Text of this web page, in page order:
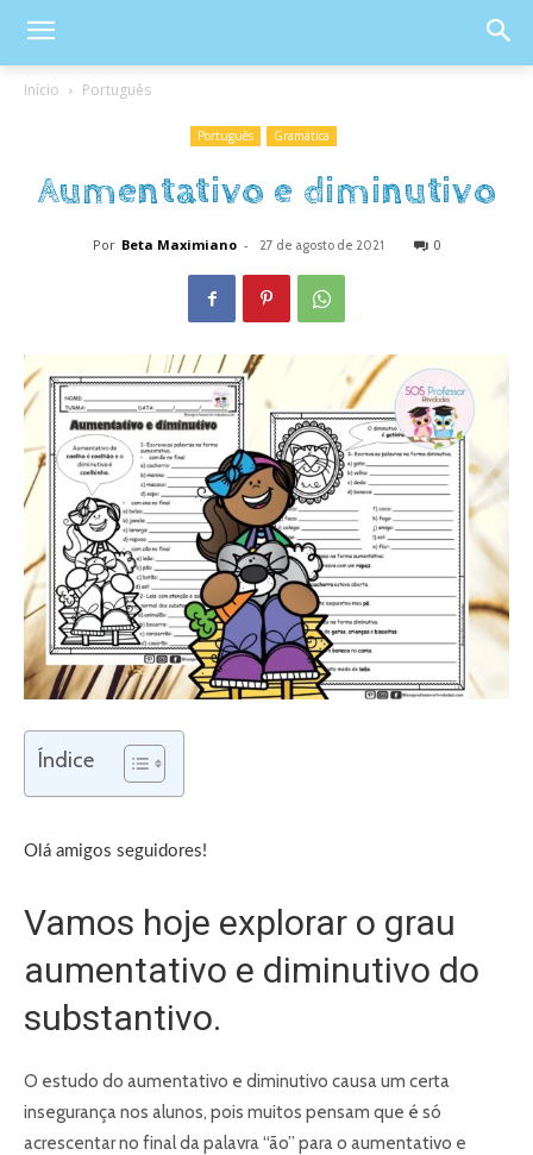
Início Português
Português Gramática
Aumentativo e diminutivo
Por Beta Maximiano - 27 de agosto de 2021 0
Índice
Olá amigos seguidores!
Vamos hoje explorar o grau
aumentativo e diminutivo do
substantivo.
O estudo do aumentativo e diminutivo causa um certa
insegurança nos alunos, pois muitos pensam que é só
acrescentar no final da palavra “ão” para o aumentativo e